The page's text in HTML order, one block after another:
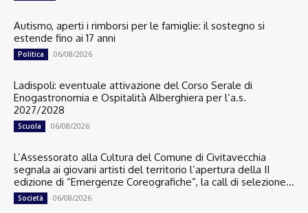
Autismo, aperti i rimborsi per le famiglie: il sostegno si
estende fino ai 17 anni
Politica 06/08/2026
Ladispoli: eventuale attivazione del Corso Serale di
Enogastronomia e Ospitalità Alberghiera per l’a.s.
2027/2028
Scuola 06/08/2026
L’Assessorato alla Cultura del Comune di Civitavecchia
segnala ai giovani artisti del territorio l’apertura della II
edizione di “Emergenze Coreografiche”, la call di selezione...
Società 06/08/2026